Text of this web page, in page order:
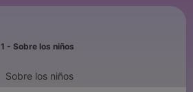
1 - Sobre los niños
Sobre los niños